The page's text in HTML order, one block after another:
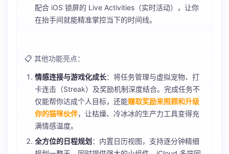
配合 iOS 锁屏的 Live Activities（实时活动），让你
在抬手间就能精准掌控当下的时间线。
📋 其他功能亮点：
情感连接与游戏化成长：将任务管理与虚拟宠物、打
卡连击（Streak）及奖励机制深度结合。完成任务不
仅能帮你达成个人目标，还能赚取奖励来照顾和升级
你的猫咪伙伴，让枯燥、冷冰冰的生产力工具变得充
满情感温度。
全方位的日程规划 ：内置日历视图，支持逐分钟精细